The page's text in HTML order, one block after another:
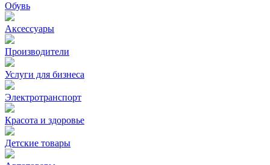
Обувь
Аксессуары
Производители
Услуги для бизнеса
Электротранспорт
Красота и здоровье
Детские товары